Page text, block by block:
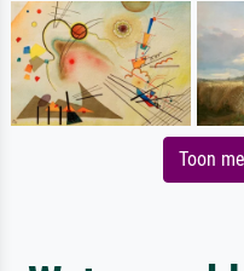
Toon